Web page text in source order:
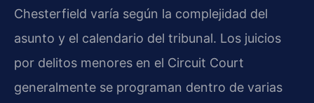
Chesterfield varía según la complejidad del
asunto y el calendario del tribunal. Los juicios
por delitos menores en el Circuit Court
generalmente se programan dentro de varias